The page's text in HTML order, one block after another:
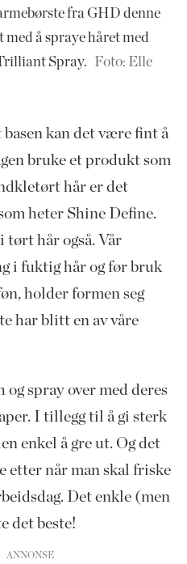
fra GHD denne
med å spraye håret med
Spray.
Foto: Elle
basen kan det være fint å
bruke et produkt som
hår er det
heter Shine Define.
tørt hår også. Vår
i fuktig hår og før bruk
holder formen seg
har blitt en av våre
spray over med deres
I tillegg til å gi sterk
enkel å gre ut. Og det
etter når man skal friske
Det enkle (men
det beste!